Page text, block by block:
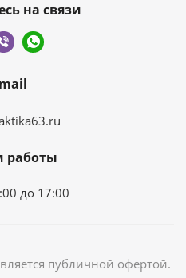
на связи
работы
до 17:00
публичной офертой.